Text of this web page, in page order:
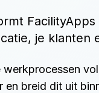
je klanten
en breid dit uit